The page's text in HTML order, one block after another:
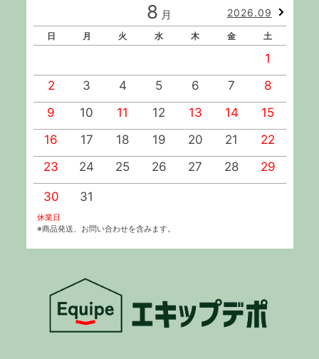
8 月 2026.09
日 月 火 水 木 金 土
1
2
3 4 5 6 7
8
9
10 11 12 13 14
15
16
17 18 19 20 21
22
23
24 25 26 27 28 29
30 31
休業日
※商品発送、お問い合わせを含みます。